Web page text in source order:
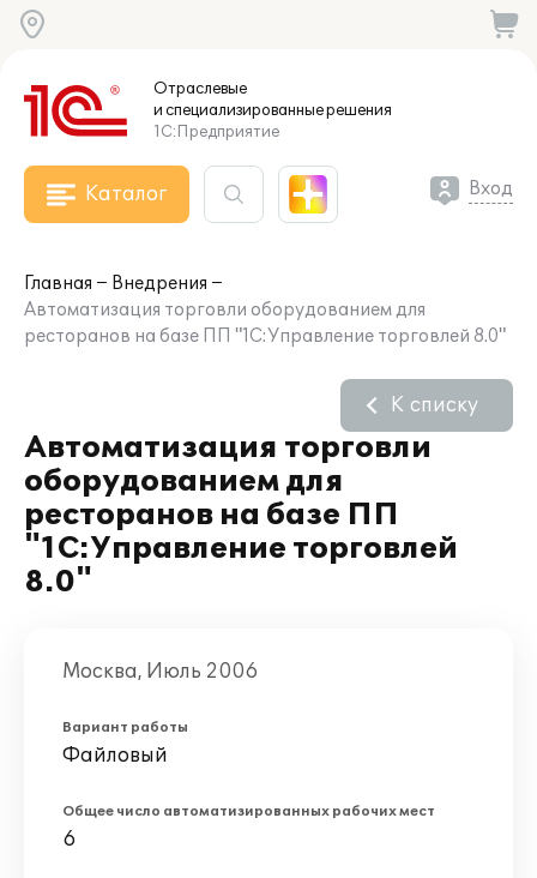
Отраслевые
и специализированныерешения
1С:Предприятие
Каталог Вход
Главная
Внедрения
Автоматизация торговли оборудованием для
ресторанов на базе ПП "1С:Управление торговлей 8.0"
Автоматизация торговли
оборудованием для
ресторанов на базе ПП
"1С:Управление торговлей
8.0"
К списку
Москва, Июль 2006
Вариант работы
Файловый
Общее число автоматизированных рабочих мест
6